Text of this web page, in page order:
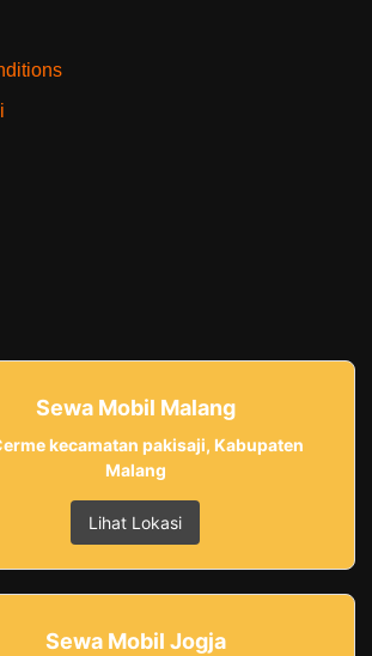
Sewa Mobil Malang
kecamatan pakisaji, Kabupaten
Malang
Lihat Lokasi
Sewa Mobil Jogja